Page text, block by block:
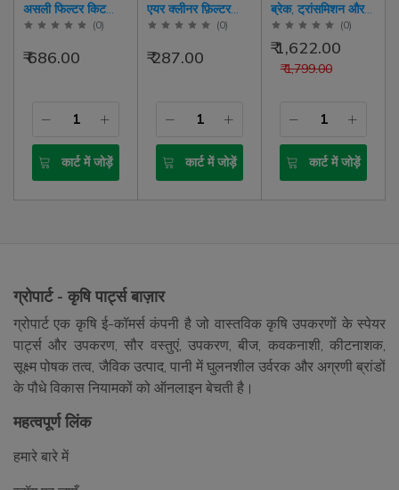
असली फिल्टर किट
असेंबली 275 475
575 DI और युवा OM
(0)
₹ 686.00
कार्ट में जोड़ें
एयर क्लीनर फ़िल्टर
475 DI मॉडल ट्रैक्टर
(0)
₹ 287.00
कार्ट में जोड़ें
ब्रेक, ट्रांसमिशन और
हाइड्रोलिक तेल ट्रैक्टर
तेल में डूबे हुए ब्रेक
(0)
₹ 1,799.00
₹ 1,622.00
कार्ट में जोड़ें
ग्रोपार्ट - कृषि पार्ट्स बाज़ार
ग्रोपार्ट एक कृषि ई-कॉमर्स कंपनी है जो वास्तविक कृषि उपकरणों के स्पेयर
पार्ट्स और उपकरण, सौर वस्तुएं, उपकरण, बीज, कवकनाशी, कीटनाशक,
सूक्ष्म पोषक तत्व, जैविक उत्पाद, पानी में घुलनशील उर्वरक और अग्रणी ब्रांडों
के पौधे विकास नियामकों को ऑनलाइन बेचती है।
महत्वपूर्ण लिंक
हमारे बारे में